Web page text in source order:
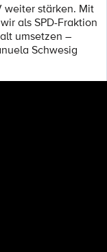
weiter stärken. Mit
als SPD-Fraktion
umsetzen –
Schwesig